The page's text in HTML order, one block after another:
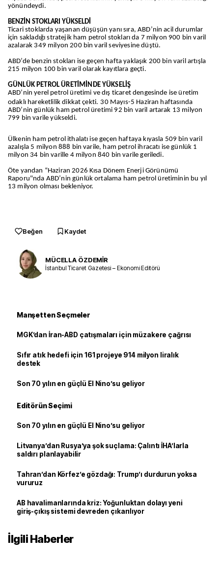
yönündeydi.
BENZİN STOKLARI YÜKSELDİ
Ticari stoklarda yaşanan düşüşün yanı sıra, ABD’nin acil durumlar
için sakladığı stratejik ham petrol stokları da 7 milyon 900 bin varil
azalarak 349 milyon 200 bin varil seviyesine düştü.
ABD’de benzin stokları ise geçen hafta yaklaşık 200 bin varil artışla
215 milyon 100 bin varil olarak kayıtlara geçti.
GÜNLÜK PETROL ÜRETİMİNDE YÜKSELİŞ
ABD’nin yerel petrol üretimi ve dış ticaret dengesinde ise üretim
odaklı hareketlilik dikkat çekti. 30 Mayıs-5 Haziran haftasında
ABD’nin günlük ham petrol üretimi 92 bin varil artarak 13 milyon
799 bin varile yükseldi.
Ülkenin ham petrol ithalatı ise geçen haftaya kıyasla 509 bin varil
azalışla 5 milyon 888 bin varile, ham petrol ihracatı ise günlük 1
milyon 34 bin varille 4 milyon 840 bin varile geriledi.
Öte yandan “Haziran 2026 Kısa Dönem Enerji Görünümü
Raporu"nda ABD’nin günlük ortalama ham petrol üretiminin bu yıl
13 milyon olması bekleniyor.
Beğen Kaydet
MÜCELLA ÖZDEMİR
İstanbul Ticaret Gazetesi – Ekonomi Editörü
Manşetten Seçmeler
MGK’dan İran-ABD çatışmaları için müzakere çağrısı
Sıfır atık hedefi için 161 projeye 914 milyon liralık
destek
Son 70 yılın en güçlü El Nino’su geliyor
Editörün Seçimi
Son 70 yılın en güçlü El Nino’su geliyor
Litvanya’dan Rusya’ya şok suçlama: Çalıntı İHA’larla
saldırı planlayabilir
Tahran’dan Körfez’e gözdağı: Trump’ı durdurun yoksa
vururuz
AB havalimanlarında kriz: Yoğunluktan dolayı yeni
giriş-çıkış sistemi devreden çıkarılıyor
İlgili Haberler